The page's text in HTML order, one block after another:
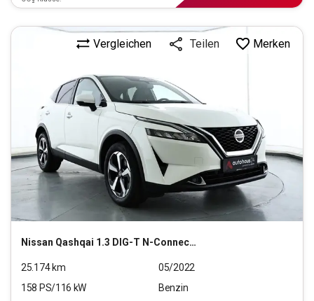
Nissan Qashqai 1.3 DIG-T N-Connecta (EURO 6d)
Vergleichen Teilen Merken
25.174km
05/2022
158 PS/116 kW
Benzin